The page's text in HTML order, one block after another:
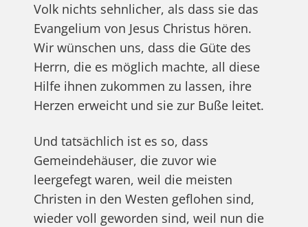
Volk nichts sehnlicher, als dass sie das
Evangelium von Jesus Christus hören.
Wir wünschen uns, dass die Güte des
Herrn, die es möglich machte, all diese
Hilfe ihnen zukommen zu lassen, ihre
Herzen erweicht und sie zur Buße leitet.
Und tatsächlich ist es so, dass
Gemeindehäuser, die zuvor wie
leergefegt waren, weil die meisten
Christen in den Westen geflohen sind,
wieder voll geworden sind, weil nun die